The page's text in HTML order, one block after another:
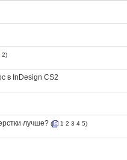
2)
в InDesign CS2
лучше? ( 1 2 3 4 5)